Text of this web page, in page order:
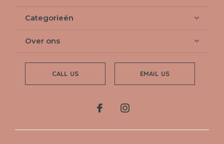
Categorieën
Over ons
CALL US EMAIL US